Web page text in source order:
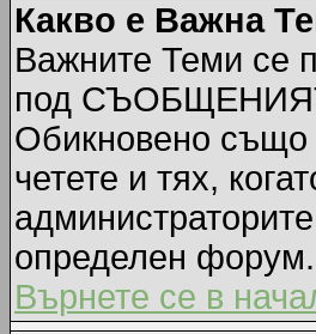
Какво е Важна
Важните Теми се
под
Обикновено също
четете и тях,
определен форум.
Върнете се в